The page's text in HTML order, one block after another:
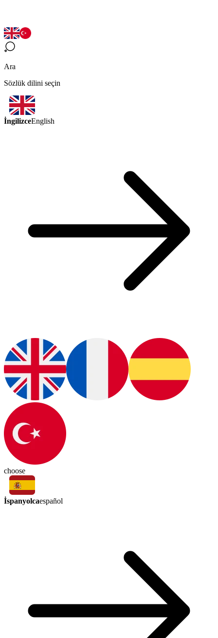
Ara
Sözlük dilini seçin
İngilizceEnglish
choose
İspanyolcaespañol